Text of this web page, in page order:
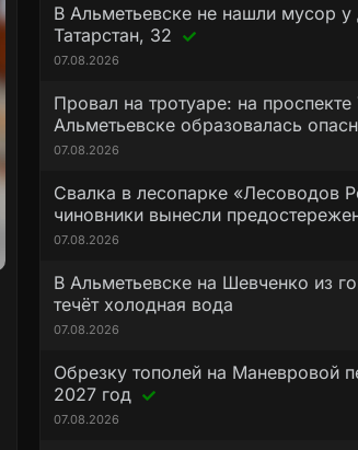
В Альметьевске не нашли мусор
Татарстан, 32
07.08.2026
Провал на тротуаре: на проспекте
Альметьевске образовалась
07.08.2026
Свалка в лесопарке «Лесоводов
чиновники вынесли
07.08.2026
В Альметьевске на Шевченко из
течёт холодная вода
07.08.2026
Обрезку тополей на Маневровой
2027 год
07.08.2026